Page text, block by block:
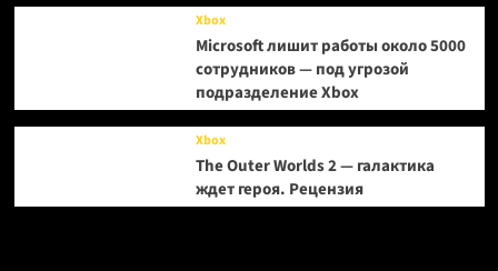
Xbox
Microsoft лишит работы около 5000
сотрудников — под угрозой
подразделение Xbox
Xbox
The Outer Worlds 2 — галактика
ждет героя. Рецензия